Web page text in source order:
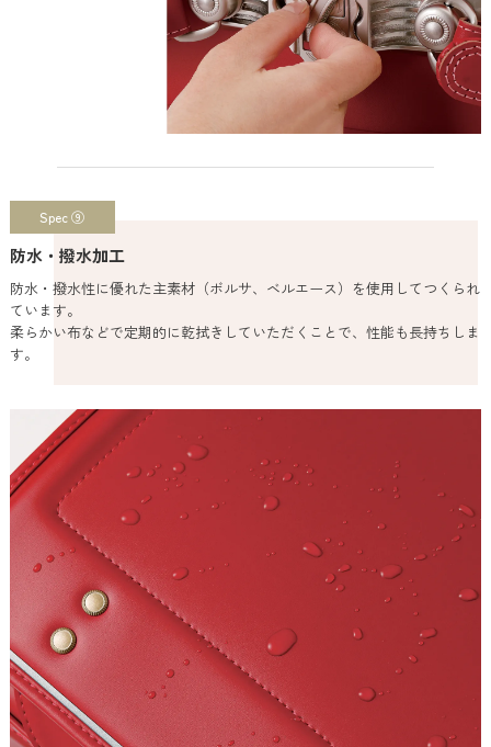
Spec ⑨
防水・撥水加工
防水・撥水性に優れた主素材（ボルサ、ベルエース）を使用してつくられ
ています。
柔らかい布などで定期的に乾拭きしていただくことで、性能も長持ちしま
す。